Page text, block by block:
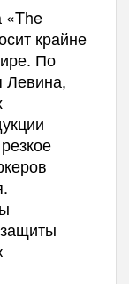
«The
крайне
По
Левина,